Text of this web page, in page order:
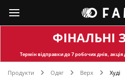
ФІНАЛЬНІ
Термін відправкидо 7 робочих днів, акція
Продукти Одяг Верх Худі